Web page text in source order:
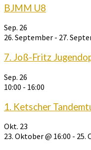
BJMM U8
Sep. 26
26. September - 27.
7. Joß-Fritz
Sep. 26
10:00 - 16:00
1. Ketscher
Okt. 23
23. Oktober @ 16:00 - 25.